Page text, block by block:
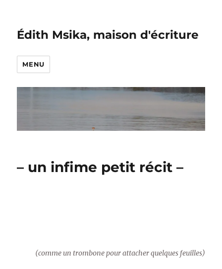
Édith Msika, maison d'écriture
MENU
– un infime petit récit –
(comme un trombone pour attacher quelques feuilles)